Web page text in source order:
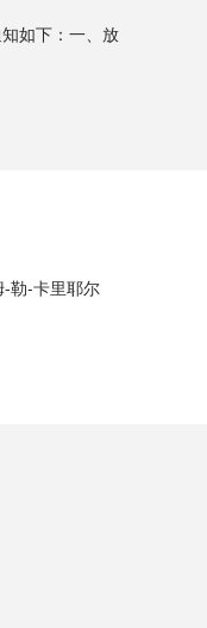
如下：一、放
勒-卡里耶尔